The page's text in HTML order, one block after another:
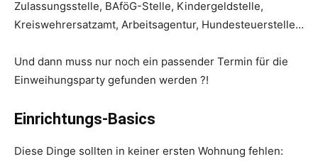
Zulassungsstelle, BAföG-Stelle, Kindergeldstelle,
Kreiswehrersatzamt, Arbeitsagentur, Hundesteuerstelle…
Und dann muss nur noch ein passender Termin für die
Einweihungsparty gefunden werden ?!
Einrichtungs-Basics
Diese Dinge sollten in keiner ersten Wohnung fehlen: